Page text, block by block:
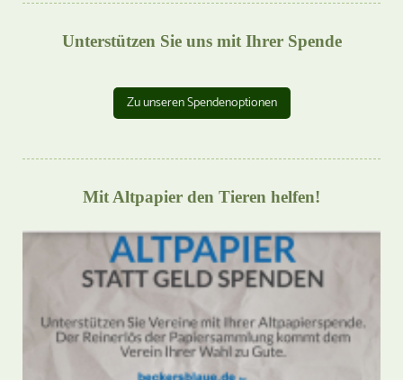
Unterstützen Sie uns mit Ihrer Spende
Zu unseren Spendenoptionen
Mit Altpapier den Tieren helfen!